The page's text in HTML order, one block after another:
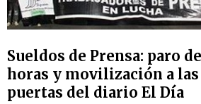
Sueldos de Prensa: paro
horas y movilización a las
puertas del diario El Día